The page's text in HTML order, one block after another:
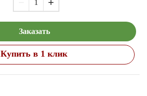
Заказать
Купить в 1 клик